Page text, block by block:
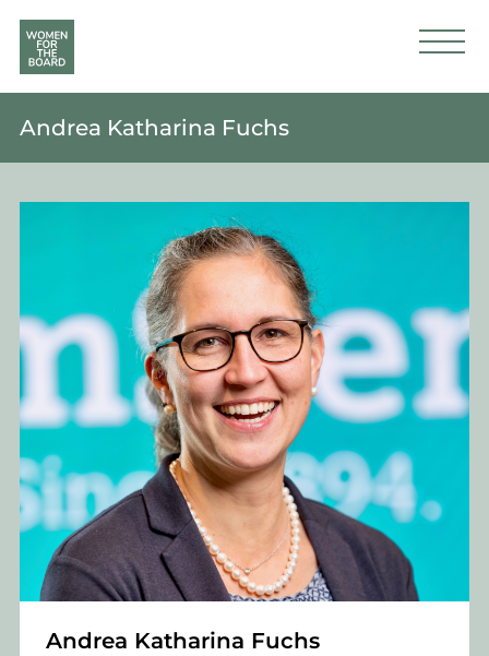
Andrea Katharina Fuchs
Andrea Katharina Fuchs